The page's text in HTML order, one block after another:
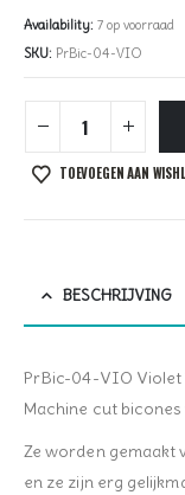
Availability: 7 op voorraad
SKU: PrBic-04-VIO
TOEVOEGEN AAN
BESCHRIJVING
PrBic-04-VIO Violet
Machine cut
Ze worden gemaakt
en ze zijn erg